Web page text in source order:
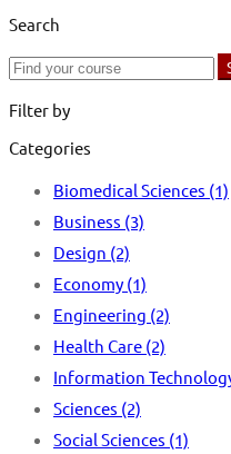
Search
Search
Filter by
Categories
Biomedical Sciences (1)
Business (3)
Design (2)
Economy (1)
Engineering (2)
Health Care (2)
Information
Sciences (2)
Social Sciences (1)